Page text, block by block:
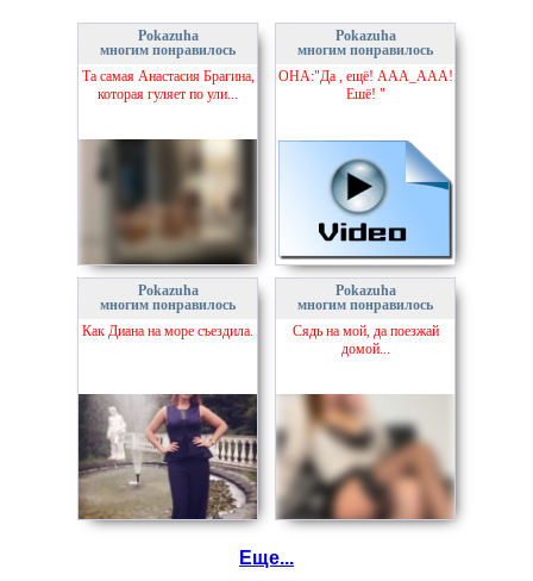
Pokazuha
многим понравилось
Та самая Анастасия Брагина,
которая гуляет по ули...
Pokazuha
многим понравилось
ОНА:"Да , ещё! ААА_ААА!
Ешё! "
Pokazuha
многим понравилось
Как Диана на море съездила.
Pokazuha
многим понравилось
Сядь на мой, да поезжай
домой...
Еще...